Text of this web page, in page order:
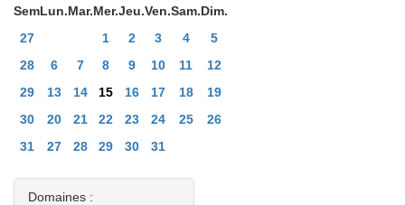
SemLun.Mar.Mer.Jeu.Ven.Sam.Dim.
27
1 2 3 4
5
28
6 7 8 9 10 11
12
29
13 14 15 16 17 18
19
30
20 21 22 23 24 25
26
31
27 28 29 30 31
Domaines :